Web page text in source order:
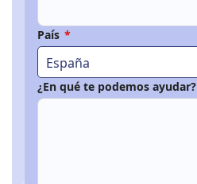
País *
España
¿En qué te podemos ayudar?